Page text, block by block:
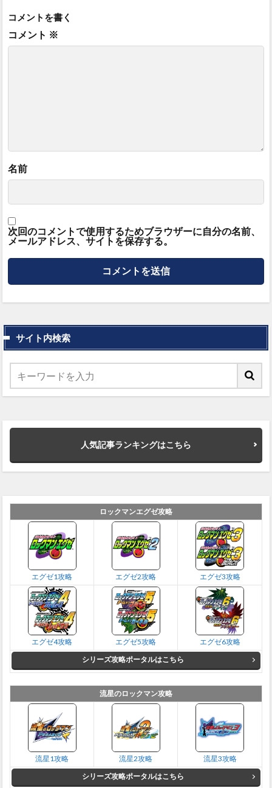
コメントを書く
コメント ※
名前
次回のコメントで使用するためブラウザーに自分の名前、
メールアドレス、サイトを保存する。
サイト内検索
人気記事ランキングはこちら
ロックマンエグゼ攻略
エグゼ1攻略 エグゼ2攻略 エグゼ3攻略
エグゼ4攻略 エグゼ5攻略
エグゼ6攻略
シリーズ攻略ポータルはこちら
流星のロックマン攻略
流星1攻略 流星2攻略
流星3攻略
シリーズ攻略ポータルはこちら